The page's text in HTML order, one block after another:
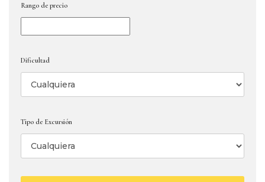
Rango de precio
Dificultad
Tipo de Excursión